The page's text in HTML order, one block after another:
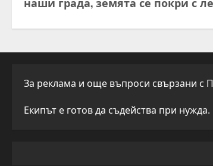
s
t
n
v
За реклама и още въпроси свързани с
Екипът е готов да съдейства при нужда.